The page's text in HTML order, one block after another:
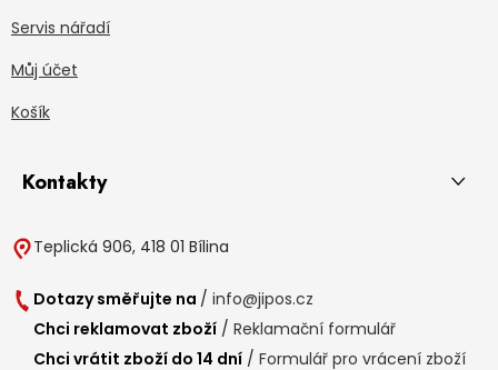
Servis nářadí
Můj účet
Košík
Kontakty
Teplická 906, 418 01 Bílina
Dotazy směřujte na / info@jipos.cz
Chci reklamovat zboží / Reklamační formulář
Chci vrátit zboží do 14 dní / Formulář pro vrácení zboží